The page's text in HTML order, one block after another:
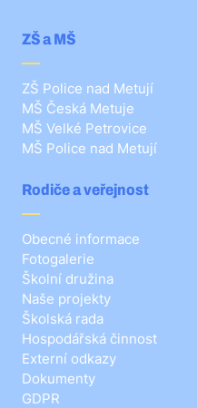
ZŠ a MŠ
ZŠ Police nad Metují
MŠ Česká Metuje
MŠ Velké Petrovice
MŠ Police nad Metují
Rodiče a veřejnost
Obecné informace
Fotogalerie
Školní družina
Naše projekty
Školská rada
Hospodářská činnost
Externí odkazy
Dokumenty
GDPR